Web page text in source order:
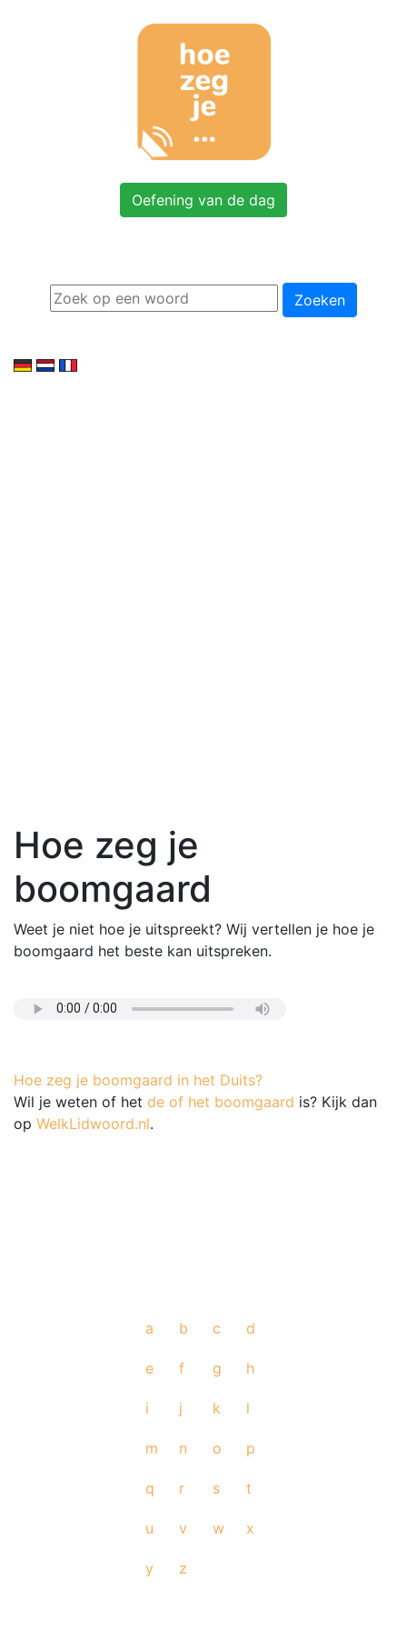
Oefening van de dag
Zoeken
Hoe zeg je
boomgaard
Weet je niet hoe je uitspreekt? Wij vertellen je hoe je
boomgaard het beste kan uitspreken.
Hoe zeg je boomgaard in het Duits?
Wil je weten of het de of het boomgaard is? Kijk dan
op WelkLidwoord.nl.
a b c d
e f g h
i j k l
m n o p
q r s t
u v w x
y z